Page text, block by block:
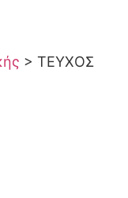
> ΤΕΥΧΟΣ